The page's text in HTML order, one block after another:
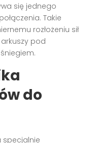
się jednego
połączenia. Takie
rozłożeniu sił
pod
do
specjalnie